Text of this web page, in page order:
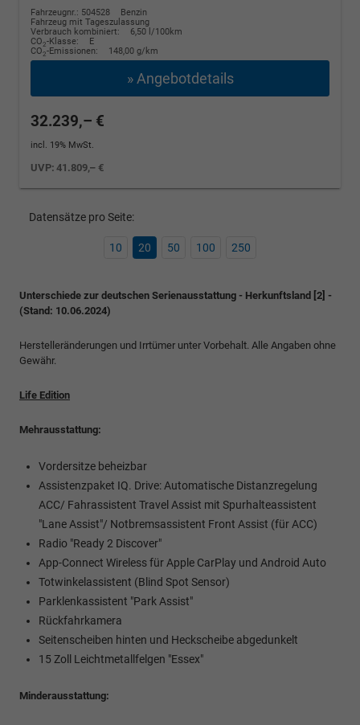
Fahrzeugnr.: 504528
Benzin
Fahrzeug mit Tageszulassung
Verbrauch kombiniert:
6,50 l/100km
CO2-Klasse:
E
CO2-Emissionen: 148,00 g/km
» Angebotdetails
32.239,– €
incl. 19% MwSt.
UVP:41.809,– €
Datensätze pro Seite:
10 20 50 100 250
Unterschiede zur deutschen Serienausstattung - Herkunftsland [2] -
(Stand: 10.06.2024)
Herstelleränderungen und Irrtümer unter Vorbehalt. Alle Angaben ohne
Gewähr.
Life Edition
Mehrausstattung:
Vordersitze beheizbar
Assistenzpaket IQ. Drive: Automatische Distanzregelung
ACC/ Fahrassistent Travel Assist mit Spurhalteassistent
"Lane Assist"/ Notbremsassistent Front Assist (für ACC)
Radio "Ready 2 Discover"
App-Connect Wireless für Apple CarPlay und Android Auto
Totwinkelassistent (Blind Spot Sensor)
Parklenkassistent "Park Assist"
Rückfahrkamera
Seitenscheiben hinten und Heckscheibe abgedunkelt
15 Zoll Leichtmetallfelgen "Essex"
Minderausstattung: